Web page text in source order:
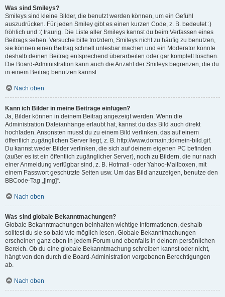
Was sind Smileys?
Smileys sind kleine Bilder, die benutzt werden können, um ein Gefühl
auszudrücken. Für jeden Smiley gibt es einen kurzen Code, z. B. bedeutet :)
fröhlich und :( traurig. Die Liste aller Smileys kannst du beim Verfassen eines
Beitrags sehen. Versuche bitte trotzdem, Smileys nicht zu häufig zu benutzen,
sie können einen Beitrag schnell unlesbar machen und ein Moderator könnte
deshalb deinen Beitrag entsprechend überarbeiten oder gar komplett löschen.
Die Board-Administration kann auch die Anzahl der Smileys begrenzen, die du
in einem Beitrag benutzen kannst.
Nach oben
Kann ich Bilder in meine Beiträge einfügen?
Ja, Bilder können in deinem Beitrag angezeigt werden. Wenn die
Administration Dateianhänge erlaubt hat, kannst du das Bild auch direkt
hochladen. Ansonsten musst du zu einem Bild verlinken, das auf einem
öffentlich zugänglichen Server liegt, z. B. http://www.domain.tld/mein-bild.gif.
Du kannst weder Bilder verlinken, die sich auf deinem eigenen PC befinden
(außer es ist ein öffentlich zugänglicher Server), noch zu Bildern, die nur nach
einer Anmeldung verfügbar sind, z. B. Hotmail- oder Yahoo-Mailboxen, mit
einem Passwort geschützte Seiten usw. Um das Bild anzuzeigen, benutze den
BBCode-Tag „[img]“.
Nach oben
Was sind globale Bekanntmachungen?
Globale Bekanntmachungen beinhalten wichtige Informationen, deshalb
solltest du sie so bald wie möglich lesen. Globale Bekanntmachungen
erscheinen ganz oben in jedem Forum und ebenfalls in deinem persönlichen
Bereich. Ob du eine globale Bekanntmachung schreiben kannst oder nicht,
hängt von den durch die Board-Administration vergebenen Berechtigungen
ab.
Nach oben